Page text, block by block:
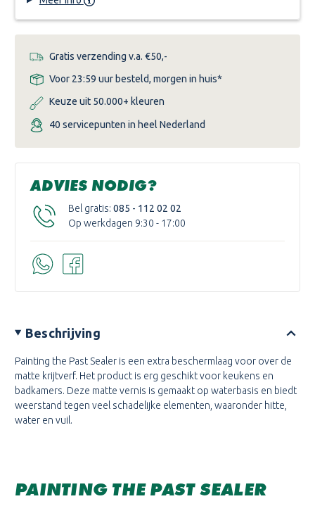
Gratis verzending v.a. €50,-
Voor 23:59 uur besteld, morgen in huis*
Keuze uit 50.000+ kleuren
40 servicepunten in heel Nederland
ADVIES NODIG?
Bel gratis: 085 - 112 02 02
Op werkdagen 9:30 - 17:00
Beschrijving
Painting the Past Sealer is een extra beschermlaag voor over de
matte krijtverf. Het product is erg geschikt voor keukens en
badkamers. Deze matte vernis is gemaakt op waterbasis en biedt
weerstand tegen veel schadelijke elementen, waaronder hitte,
water en vuil.
PAINTING THE PAST SEALER